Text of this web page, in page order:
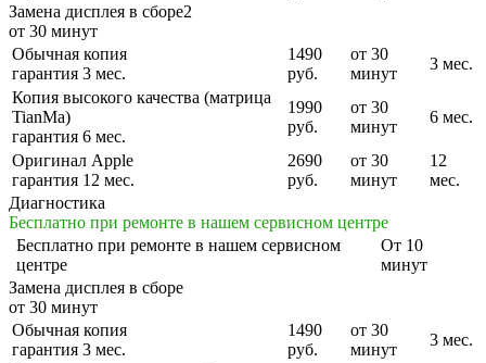
Замена дисплея в сборе2
от 30 минут
Обычная копия
гарантия 3 мес.
1490
руб.
от 30
минут
3 мес.
Копия высокого качества (матрица
TianMa)
гарантия 6 мес.
1990
руб.
от 30
минут
6 мес.
Оригинал Apple
гарантия 12 мес.
2690
руб.
от 30
минут
12
мес.
Диагностика
Бесплатно при ремонте в нашем сервисном центре
Бесплатно при ремонте в нашем сервисном
центре
От 10
минут
Замена дисплея в сборе
от 30 минут
Обычная копия
гарантия 3 мес.
1490
руб.
от 30
минут
3 мес.